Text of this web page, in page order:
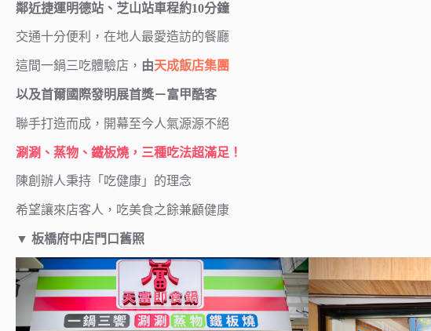
鄰近捷運明德站、芝山站車程約10分鐘
交通十分便利，在地人最愛造訪的餐廳
這間一鍋三吃體驗店， 由天成飯店集團
以及首爾國際發明展首獎－富甲酷客
聯手打造而成，開幕至今人氣源源不絕
涮涮、蒸物、鐵板燒，三種吃法超滿足！
陳創辦人秉持「吃健康」的理念
希望讓來店客人，吃美食之餘兼顧健康
▼ 板橋府中店門口舊照